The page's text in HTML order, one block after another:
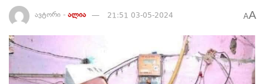
ავტორი - ალია 21:51 03-05-2024 AA